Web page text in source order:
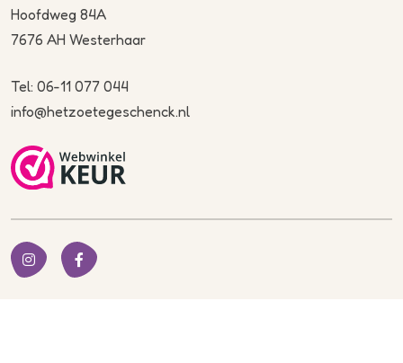
Hoofdweg 84A
7676 AH Westerhaar
Tel: 06-11 077 044
info@hetzoetegeschenck.nl